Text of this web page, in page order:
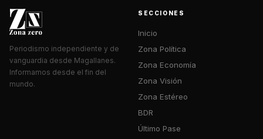
Periodismo independiente y de
vanguardia desde Magallanes.
Informamos desde el fin del
mundo.
SECCIONES
Inicio
Zona Política
Zona Economía
Zona Visión
Zona Estéreo
BDR
Último Pase